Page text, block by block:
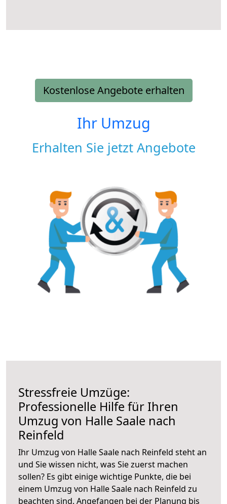
Kostenlose Angebote erhalten
Ihr Umzug
Erhalten Sie jetzt Angebote
Stressfreie Umzüge:
Professionelle Hilfe für Ihren
Umzug von Halle Saale nach
Reinfeld
Ihr Umzug von Halle Saale nach Reinfeld steht an
und Sie wissen nicht, was Sie zuerst machen
sollen? Es gibt einige wichtige Punkte, die bei
einem Umzug von Halle Saale nach Reinfeld zu
beachten sind. Angefangen bei der Planung bis